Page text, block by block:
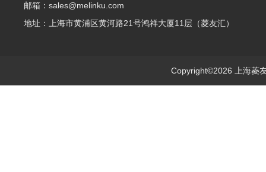
邮箱：sales@melinku.com
地址：上海市黄浦区黄河路21号鸿祥大厦11层（菱友汇）
Copyright©2026 上海菱